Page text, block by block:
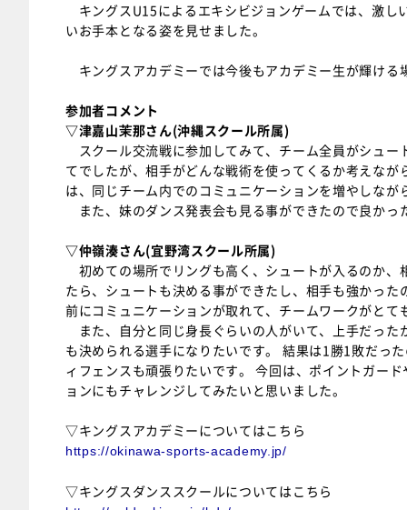
キングスU15によるエキシビジョンゲームでは、激し
いお手本となる姿を見せました。
キングスアカデミーでは今後もアカデミー生が輝ける
参加者コメント
▽津嘉山茉那さん(沖縄スクール所属)
スクール交流戦に参加してみて、チーム全員がシュ
てでしたが、相手がどんな戦術を使ってくるか考えな
は、同じチーム内でのコミュニケーションを増やしなが
また、妹のダンス発表会も見る事ができたので良かっ
▽仲嶺湊さん(宜野湾スクール所属)
初めての場所でリングも高く、シュートが入るのか、
たら、シュートも決める事ができたし、相手も強かっ
前にコミュニケーションが取れて、チームワークがとて
また、自分と同じ身長ぐらいの人がいて、上手だった
も決められる選手になりたいです。 結果は1勝1敗だっ
ィフェンスも頑張りたいです。 今回は、ポイントガー
ョンにもチャレンジしてみたいと思いました。
▽キングスアカデミーについてはこちら
https://okinawa-sports-academy.jp/
▽キングスダンススクールについてはこちら